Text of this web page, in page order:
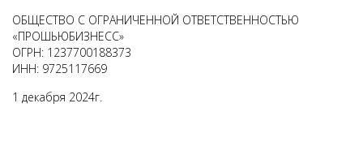
ОБЩЕСТВО С ОГРАНИЧЕННОЙ ОТВЕТСТВЕННОСТЬЮ
«ПРОШЬЮБИЗНЕСС»
ОГРН: 1237700188373
ИНН: 9725117669
1 декабря 2024г.